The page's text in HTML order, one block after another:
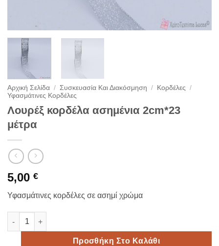
Αρχική Σελίδα / Συσκευασία Και Διακόσμηση / Κορδέλες
/
Υφασμάτινες Κορδέλες
Λουρέξ κορδέλα ασημένια 2cm*23
μέτρα
5,00 €
Υφασμάτινες κορδέλες σε ασημί χρώμα
Λουρέξ κορδέλα ασημένια 2cm*23 μέτρα ποσότητα
Προσθήκη Στο Καλάθι